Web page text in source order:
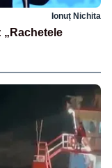
Ionuț Nichita
„Rachetele